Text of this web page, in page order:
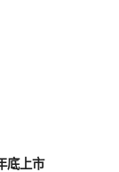
底上市